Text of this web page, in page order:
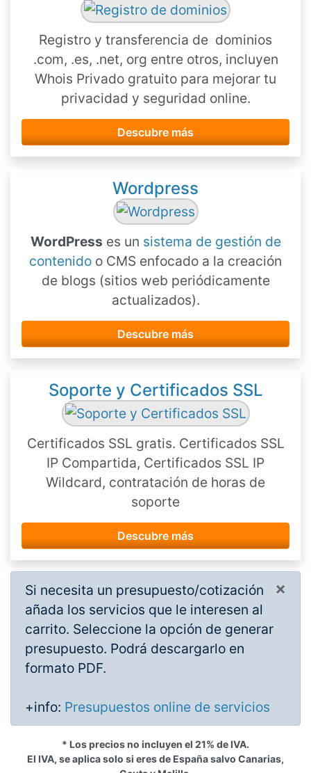
Registro y transferencia de dominios
.com, .es, .net, org entre otros, incluyen
Whois Privado gratuito para mejorar tu
privacidad y seguridad online.
Descubre más
Wordpress
WordPress es un sistema de gestión de
contenido o CMS enfocado a la creación
de blogs (sitios web periódicamente
actualizados).
Descubre más
Soporte y Certificados SSL
Certificados SSL gratis. Certificados SSL
IP Compartida, Certificados SSL IP
Wildcard, contratación de horas de
soporte
Descubre más
×
Si necesita un presupuesto/cotización
añada los servicios que le interesen al
carrito. Seleccione la opción de generar
presupuesto. Podrá descargarlo en
formato PDF.
+info: Presupuestos online de servicios
* Los precios no incluyen el 21% de IVA.
El IVA, se aplica solo si eres de España salvo Canarias,